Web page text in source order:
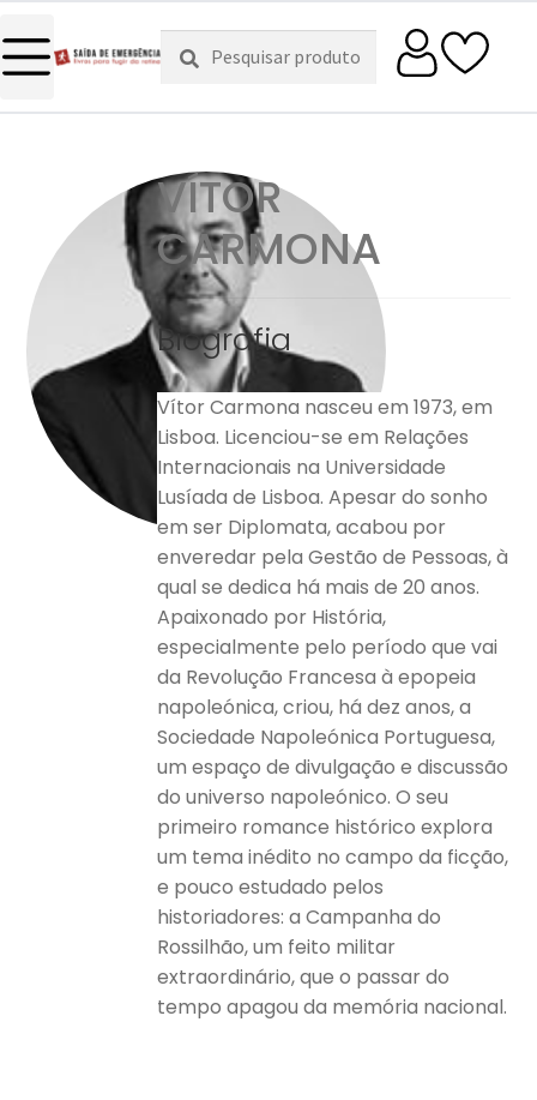
Pesquisar
por:
Pesquisa
VÍTOR
CARMONA
Biografia
Vítor Carmona nasceu em 1973, em
Lisboa. Licenciou-se em Relações
Internacionais na Universidade
Lusíada de Lisboa. Apesar do sonho
em ser Diplomata, acabou por
enveredar pela Gestão de Pessoas, à
qual se dedica há mais de 20 anos.
Apaixonado por História,
especialmente pelo período que vai
da Revolução Francesa à epopeia
napoleónica, criou, há dez anos, a
Sociedade Napoleónica Portuguesa,
um espaço de divulgação e discussão
do universo napoleónico. O seu
primeiro romance histórico explora
um tema inédito no campo da ficção,
e pouco estudado pelos
historiadores: a Campanha do
Rossilhão, um feito militar
extraordinário, que o passar do
tempo apagou da memória nacional.